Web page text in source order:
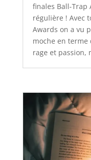
finales Ball-Trap
régulière ! Avec
Awards on a vu
moche en
rage et passion,